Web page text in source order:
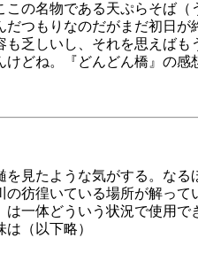
の名物である天ぷらそば（
つもりなのだがまだ初日
乏しいし、それを思えばも
どね。『どんどん橋』の感
見たような気がする。な
彷徨いている場所が解っ
は一体どういう状況で使用
（以下略）